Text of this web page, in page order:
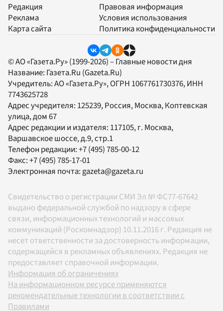
Редакция
Реклама
Карта сайта
Правовая информация
Условия использования
Политика конфиденциальности
© АО «Газета.Ру» (1999-2026) – Главные новости дня
Название: Газета.Ru (Gazeta.Ru)
Учредитель:АО «Газета.Ру», ОГРН 1067761730376, ИНН
7743625728
Адрес учредителя: 125239, Россия, Москва, Коптевская
улица, дом 67
Адрес редакции и издателя: 117105, г. Москва,
Варшавское шоссе, д.9, стр.1
Телефон редакции:+7 (495) 785-00-12
Факс:+7 (495) 785-17-01
Электронная почта: gazeta@gazeta.ru
Свидетельство о регистрации СМИ Эл № ФС77-67642
выдано федеральной службой по надзору в сфере
связи, информационных технологий и массовых
коммуникаций (Роскомнадзор) 10.11.2016 г. Редакция не
несет ответственности за достоверность информации,
содержащейся в рекламных объявлениях. Редакция не
предоставляет справочной информации.
Информация об ограничениях
На информационном ресурсе применяются
рекомендательные технологии в соответствии с
Правилами